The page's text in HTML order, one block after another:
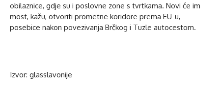
obilaznice, gdje su i poslovne zone s tvrtkama. Novi će im
most, kažu, otvoriti prometne koridore prema EU-u,
posebice nakon povezivanja Brčkog i Tuzle autocestom.
Izvor: glasslavonije